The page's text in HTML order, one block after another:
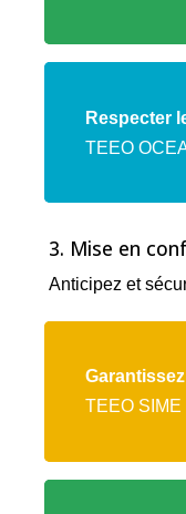
Respecter
TEEO
l'offre
OCEAN
3. Mise en
Anticipez et
TEEO SIME
l'offre
SIME